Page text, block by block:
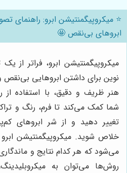
⭐️ میکروپیگمنتیشن ابرو: راهنمای
ابروهای بی‌نقص 🤩
میکروپیگمنتیشن ابرو، فراتر از
نوین برای داشتن ابروهایی
هنر ظریف و دقیق، با استفاده از
شما کمک می‌کند تا فرم، رنگ و
تغییر دهید و از شر ابروهای
خلاص شوید. میکروپیگمنتیشن
می‌شود که هر کدام نتایج و
روش‌ها می‌توان به